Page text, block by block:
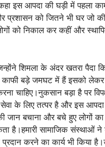
इस आपदा की घड़ी में पहला
प्रशासन को जितने भी घर जो
को निकाल कर कहीं और
शिमला के अंदर खतरा पैदा
काफी बड़े जमघट में हैं इसको
चाहिए।नुकसान बड़ा है पर
के लिए तत्पर है और इस
जान बचाना और बचे हुए लोगों
है।हमारी सामाजिक संस्थाओं ने
करने का कार्य भी किया